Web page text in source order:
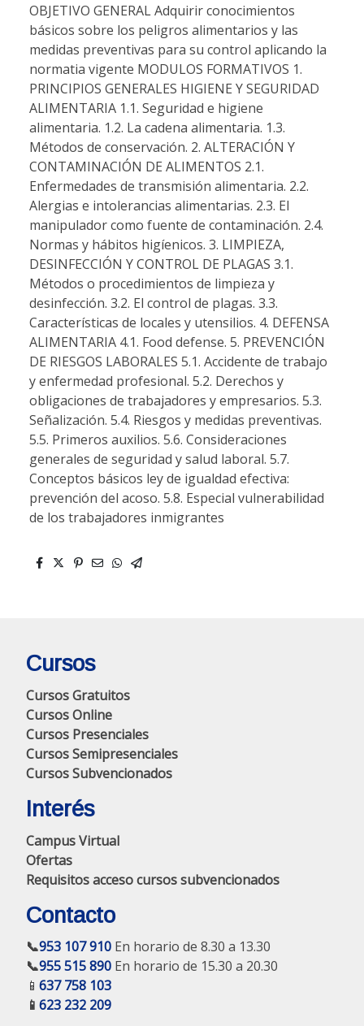
OBJETIVO GENERAL Adquirir conocimientos
básicos sobre los peligros alimentarios y las
medidas preventivas para su control aplicando la
normatia vigente MODULOS FORMATIVOS 1.
PRINCIPIOS GENERALES HIGIENE Y SEGURIDAD
ALIMENTARIA 1.1. Seguridad e higiene
alimentaria. 1.2. La cadena alimentaria. 1.3.
Métodos de conservación. 2. ALTERACIÓN Y
CONTAMINACIÓN DE ALIMENTOS 2.1.
Enfermedades de transmisión alimentaria. 2.2.
Alergias e intolerancias alimentarias. 2.3. El
manipulador como fuente de contaminación. 2.4.
Normas y hábitos higíenicos. 3. LIMPIEZA,
DESINFECCIÓN Y CONTROL DE PLAGAS 3.1.
Métodos o procedimientos de limpieza y
desinfección. 3.2. El control de plagas. 3.3.
Características de locales y utensilios. 4. DEFENSA
ALIMENTARIA 4.1. Food defense. 5. PREVENCIÓN
DE RIESGOS LABORALES 5.1. Accidente de trabajo
y enfermedad profesional. 5.2. Derechos y
obligaciones de trabajadores y empresarios. 5.3.
Señalización. 5.4. Riesgos y medidas preventivas.
5.5. Primeros auxilios. 5.6. Consideraciones
generales de seguridad y salud laboral. 5.7.
Conceptos básicos ley de igualdad efectiva:
prevención del acoso. 5.8. Especial vulnerabilidad
de los trabajadores inmigrantes
Cursos
Cursos Gratuitos
Cursos Online
Cursos Presenciales
Cursos Semipresenciales
Cursos Subvencionados
Interés
Campus Virtual
Ofertas
Requisitos acceso cursos subvencionados
Contacto
📞953 107 910 En horario de 8.30 a 13.30
📞955 515 890 En horario de 15.30 a 20.30
📱 637 758 103
📱 623 232 209